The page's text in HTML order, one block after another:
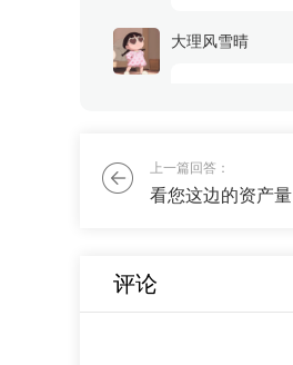
大理风雪晴
收益超过某
上一篇回答：
看您这边的资产
评论